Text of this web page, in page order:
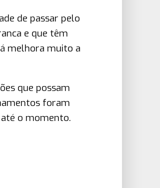
de passar pelo
e que têm
melhora muito a
que possam
foram
o momento.